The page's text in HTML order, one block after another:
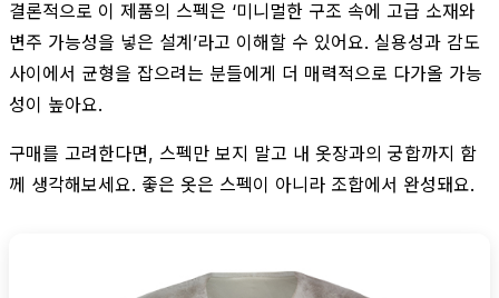
결론적으로 이 제품의 스펙은 ‘미니멀한 구조 속에 고급 소재와
변주 가능성을 넣은 설계’라고 이해할 수 있어요. 실용성과 감도
사이에서 균형을 잡으려는 분들에게 더 매력적으로 다가올 가능
성이 높아요.
구매를 고려한다면, 스펙만 보지 말고 내 옷장과의 궁합까지 함
께 생각해보세요. 좋은 옷은 스펙이 아니라 조합에서 완성돼요.